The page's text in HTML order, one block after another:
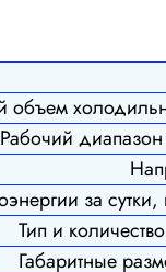
объем
Рабочий диапазон
за
Тип и
Габаритные